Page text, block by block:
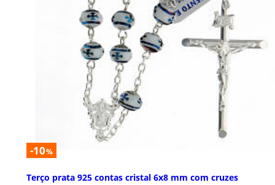
-10%
Terço prata 925 contas cristal 6x8 mm com cruzes